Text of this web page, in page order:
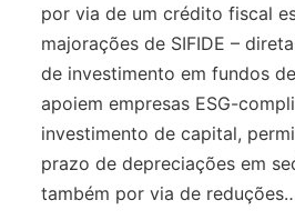
por via de um crédito fiscal
majorações de SIFIDE –
de investimento em fundos
apoiem empresas ESG-
investimento de capital,
prazo de depreciações em
também por via de